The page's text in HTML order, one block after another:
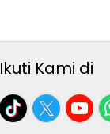
Ikuti Kami di